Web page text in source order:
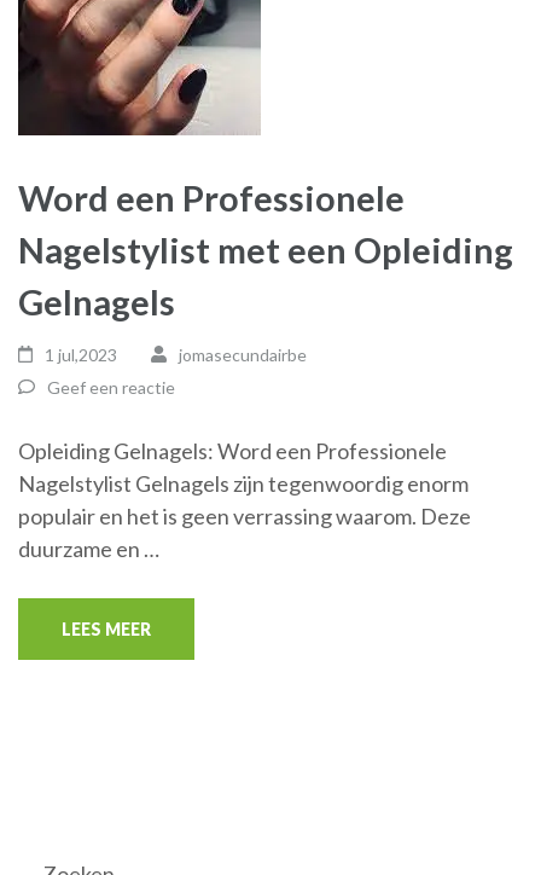
Word een Professionele
Nagelstylist met een Opleiding
Gelnagels
1 jul,2023
jomasecundairbe
Geef een reactie
Opleiding Gelnagels: Word een Professionele
Nagelstylist Gelnagels zijn tegenwoordig enorm
populair en het is geen verrassing waarom. Deze
duurzame en …
LEES MEER